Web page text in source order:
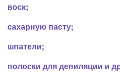
воск;
сахарную пасту;
шпатели;
полоски для депиляции и